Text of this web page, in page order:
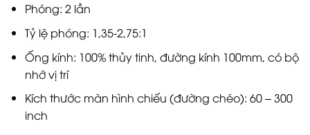
Phóng: 2 lần
Tỷ lệ phóng: 1,35-2,75:1
Ống kính: 100% thủy tinh, đường kính 100mm, có bộ
nhớ vị trí
Kích thước màn hình chiếu (đường chéo): 60 – 300
inch